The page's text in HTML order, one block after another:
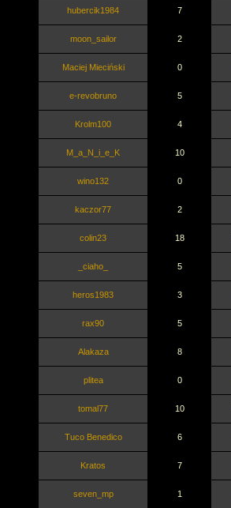
hubercik1984 7
moon_sailor 2
Maciej Mieciński 0
e-revobruno 5
Krolm100 4
M_a_N_i_e_K 10
wino132 0
kaczor77 2
colin23 18
_ciaho_ 5
heros1983 3
rax90 5
Alakaza 8
plitea 0
tomal77 10
Tuco Benedico 6
Kratos 7
seven_mp 1